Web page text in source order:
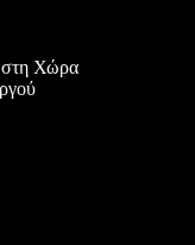
στη Χώρα